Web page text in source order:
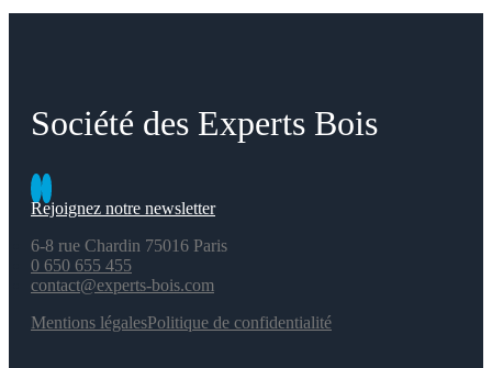
Société des Experts Bois
Rejoignez notre newsletter
6-8 rue Chardin 75016 Paris
0 650 655 455
contact@experts-bois.com
Mentions légalesPolitique de confidentialité